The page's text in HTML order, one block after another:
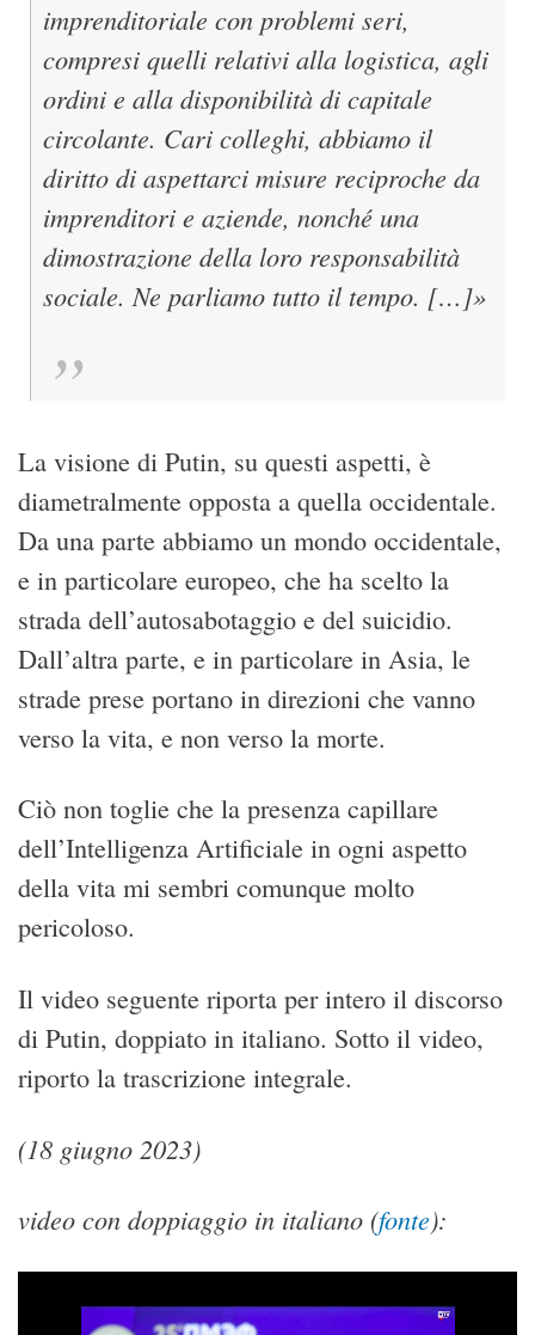
imprenditoriale con problemi seri,
compresi quelli relativi alla logistica, agli
ordini e alla disponibilità di capitale
circolante. Cari colleghi, abbiamo il
diritto di aspettarci misure reciproche da
imprenditori e aziende, nonché una
dimostrazione della loro responsabilità
sociale. Ne parliamo tutto il tempo. […]»
La visione di Putin, su questi aspetti, è
diametralmente opposta a quella occidentale.
Da una parte abbiamo un mondo occidentale,
e in particolare europeo, che ha scelto la
strada dell’autosabotaggio e del suicidio.
Dall’altra parte, e in particolare in Asia, le
strade prese portano in direzioni che vanno
verso la vita, e non verso la morte.
Ciò non toglie che la presenza capillare
dell’Intelligenza Artificiale in ogni aspetto
della vita mi sembri comunque molto
pericoloso.
Il video seguente riporta per intero il discorso
di Putin, doppiato in italiano. Sotto il video,
riporto la trascrizione integrale.
(18 giugno 2023)
video con doppiaggio in italiano (fonte):